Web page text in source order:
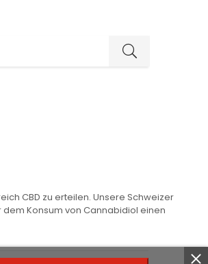
CBD zu erteilen. Unsere Schweizer
Konsum von Cannabidiol einen